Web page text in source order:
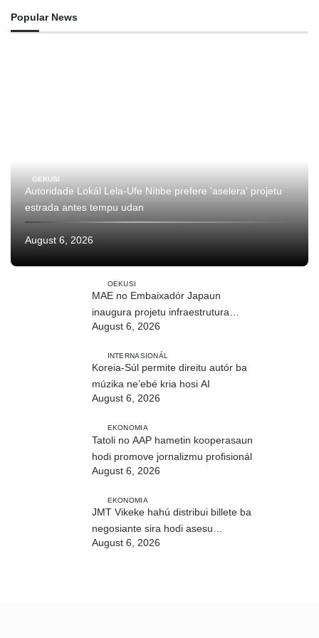
Popular News
OEKUSI
Autoridade Lokál Lela-Ufe Nítibe prefere ‘aselera’ projetu
estrada antes tempu udan
August 6, 2026
OEKUSI
MAE no Embaixadór Japaun
inaugura projetu infraestrutura
CIREP 12 iha Nítibe
August 6, 2026
INTERNASIONÁL
Koreia-Súl permite direitu autór ba
múzika ne’ebé kria hosi AI
August 6, 2026
EKONOMIA
Tatoli no AAP hametin kooperasaun
hodi promove jornalizmu profisionál
August 6, 2026
EKONOMIA
JMT Vikeke hahú distribui billete ba
negosiante sira hodi asesu
August 6, 2026